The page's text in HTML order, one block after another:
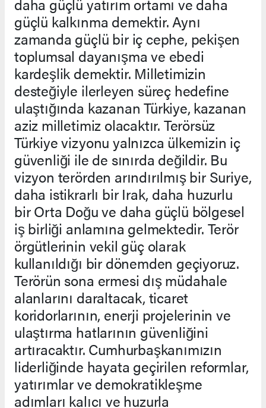
daha güçlü yatırım ortamı ve daha
güçlü kalkınma demektir. Aynı
zamanda güçlü bir iç cephe, pekişen
toplumsal dayanışma ve ebedi
kardeşlik demektir. Milletimizin
desteğiyle ilerleyen süreç hedefine
ulaştığında kazanan Türkiye, kazanan
aziz milletimiz olacaktır. Terörsüz
Türkiye vizyonu yalnızca ülkemizin iç
güvenliği ile de sınırda değildir. Bu
vizyon terörden arındırılmış bir Suriye,
daha istikrarlı bir Irak, daha huzurlu
bir Orta Doğu ve daha güçlü bölgesel
iş birliği anlamına gelmektedir. Terör
örgütlerinin vekil güç olarak
kullanıldığı bir dönemden geçiyoruz.
Terörün sona ermesi dış müdahale
alanlarını daraltacak, ticaret
koridorlarının, enerji projelerinin ve
ulaştırma hatlarının güvenliğini
artıracaktır. Cumhurbaşkanımızın
liderliğinde hayata geçirilen reformlar,
yatırımlar ve demokratikleşme
adımları kalıcı ve huzurla